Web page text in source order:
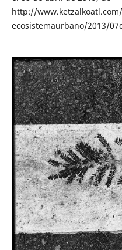
http://
ecosistemaurbano/2013/